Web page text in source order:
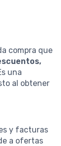
compra que
una
al obtener
y facturas
a ofertas